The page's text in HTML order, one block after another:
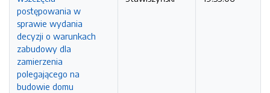
postępowania w
sprawie wydania
decyzji o warunkach
zabudowy dla
zamierzenia
polegającego na
budowie domu